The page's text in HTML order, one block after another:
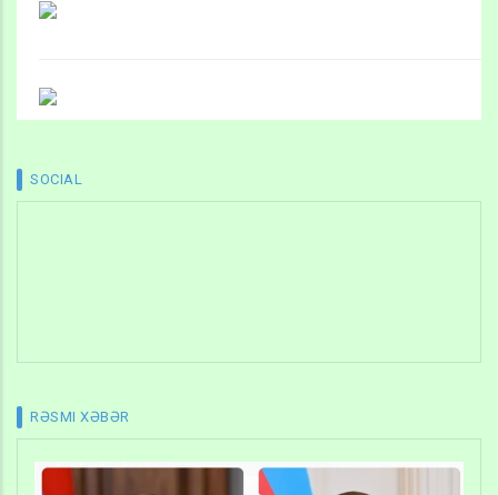
SOCIAL
RƏSMI XƏBƏR